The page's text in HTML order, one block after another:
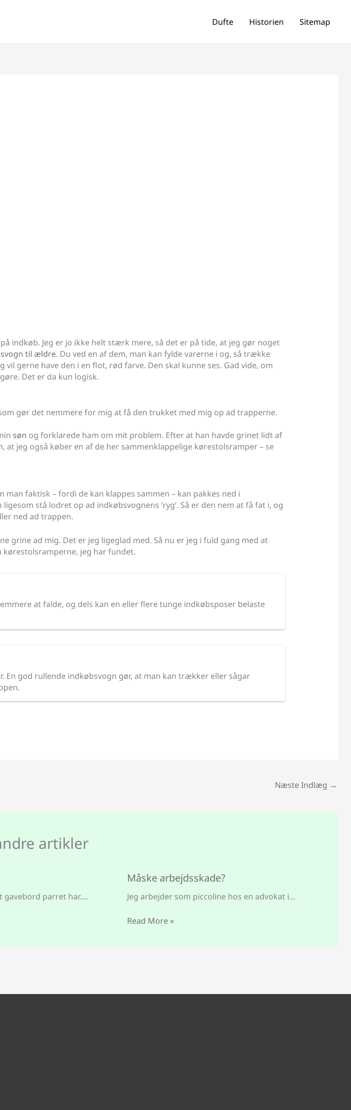
Dufte Historien Sitemap
indkøb. Jeg er jo ikke helt stærk mere, så det er på tide, at jeg gør noget
til ældre. Du ved en af dem, man kan fylde varerne i og, så trække
gerne have den i en flot, rød farve. Den skal kunne ses. Gad vide, om
Det er da kun logisk.
gør det nemmere for mig at få den trukket med mig op ad trapperne.
søn og forklarede ham om mit problem. Efter at han havde grinet lidt af
jeg også køber en af de her sammenklappelige kørestolsramper – se
faktisk – fordi de kan klappes sammen – kan pakkes ned i
stå lodret op ad indkøbsvognens ’ryg’. Så er den nem at få fat i, og
ned ad trappen.
grine ad mig. Det er jeg ligeglad med. Så nu er jeg i fuld gang med at
jeg har fundet.
at falde, og dels kan en eller flere tunge indkøbsposer belaste
En god rullende indkøbsvogn gør, at man kan trækker eller sågar
Næste Indlæg →
artikler
gavebord parret har.…
Måske arbejdsskade?
Jeg arbejder som piccoline hos en advokat i…
Read More »